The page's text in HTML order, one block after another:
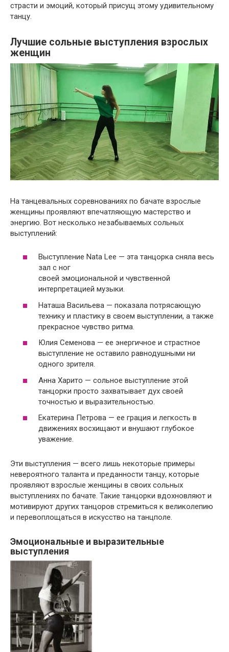
страсти и эмоций, который присущ этому удивительному
танцу.
Лучшие сольные выступления взрослых
женщин
На танцевальных соревнованиях по бачате взрослые
женщины проявляют впечатляющую мастерство и
энергию. Вот несколько незабываемых сольных
выступлений:
Выступление Nata Lee — эта танцорка сняла весь
зал с ног
своей эмоциональной и чувственной
интерпретацией музыки.
Наташа Васильева — показала потрясающую
технику и пластику в своем выступлении, а также
прекрасное чувство ритма.
Юлия Семенова — ее энергичное и страстное
выступление не оставило равнодушными ни
одного зрителя.
Анна Харито — сольное выступление этой
танцорки просто захватывает дух своей
точностью и выразительностью.
Екатерина Петрова — ее грация и легкость в
движениях восхищают и внушают глубокое
уважение.
Эти выступления — всего лишь некоторые примеры
невероятного таланта и преданности танцу, которые
проявляют взрослые женщины в своих сольных
выступлениях по бачате. Такие танцорки вдохновляют и
мотивируют других танцоров стремиться к великолепию
и перевоплощаться в искусство на танцполе.
Эмоциональные и выразительные
выступления